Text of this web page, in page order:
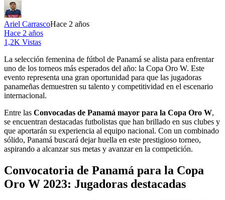
Ariel CarrascoHace 2 años
Hace 2 años
1,2K Vistas
La selección femenina de fútbol de Panamá se alista para enfrentar
uno de los torneos más esperados del año: la Copa Oro W. Este
evento representa una gran oportunidad para que las jugadoras
panameñas demuestren su talento y competitividad en el escenario
internacional.
Entre las Convocadas de Panamá mayor para la Copa Oro W,
se encuentran destacadas futbolistas que han brillado en sus clubes y
que aportarán su experiencia al equipo nacional. Con un combinado
sólido, Panamá buscará dejar huella en este prestigioso torneo,
aspirando a alcanzar sus metas y avanzar en la competición.
Convocatoria de Panamá para la Copa
Oro W 2023: Jugadoras destacadas